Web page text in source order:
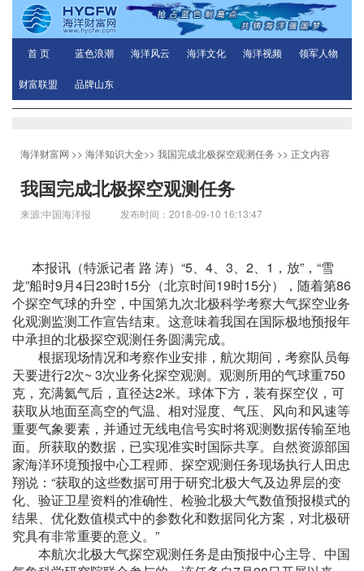
首 页 蓝色浪潮 海洋风云 海洋文化 海洋视频 领军人物
财富联盟 品牌山东
海洋财富网 >> 海洋知识大全>> 我国完成北极探空观测任务 >> 正文内容
我国完成北极探空观测任务
来源:中国海洋报 发布时间：2018-09-10 16:13:47
本报讯（特派记者 路 涛）“5、4、3、2、1，放”，“雪
龙”船时9月4日23时15分（北京时间19时15分），随着第86
个探空气球的升空，中国第九次北极科学考察大气探空业务
化观测监测工作宣告结束。这意味着我国在国际极地预报年
中承担的北极探空观测任务圆满完成。
根据现场情况和考察作业安排，航次期间，考察队员每
天要进行2次~ 3次业务化探空观测。观测所用的气球重750
克，充满氦气后，直径达2米。球体下方，装有探空仪，可
获取从地面至高空的气温、相对湿度、气压、风向和风速等
重要气象要素，并通过无线电信号实时将观测数据传输至地
面。所获取的数据，已实现准实时国际共享。自然资源部国
家海洋环境预报中心工程师、探空观测任务现场执行人田忠
翔说：“获取的这些数据可用于研究北极大气及边界层的变
化、验证卫星资料的准确性、检验北极大气数值预报模式的
结果、优化数值模式中的参数化和数据同化方案，对北极研
究具有非常重要的意义。”
本航次北极大气探空观测任务是由预报中心主导、中国